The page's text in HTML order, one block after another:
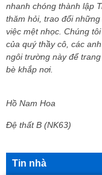
nhanh chóng thành lập
thăm hỏi, trao đổi
việc mệt nhọc. Chúng
của quý thầy cô, các
ngôi trường này để
bè khắp nơi.
Hồ Nam Hoa
Đệ thất B (NK63)
Tin nhà